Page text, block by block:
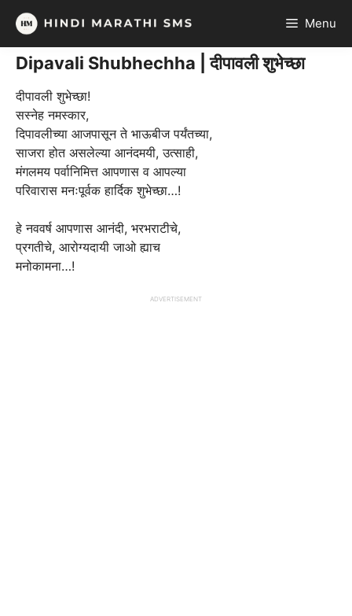
Skip
content
Menu
Dipavali Shubhechha | दीपावली शुभेच्छा
दीपावली शुभेच्छा!
सस्नेह नमस्कार,
दिपावलीच्या आजपासून ते भाऊबीज पर्यंतच्या,
साजरा होत असलेल्या आनंदमयी, उत्साही,
मंगलमय पर्वानिमित्त आपणास व आपल्या
परिवारास मनःपूर्वक हार्दिक शुभेच्छा…!
हे नववर्ष आपणास आनंदी, भरभराटीचे,
प्रगतीचे, आरोग्यदायी जाओ ह्याच
मनोकामना…!
ADVERTISEMENT